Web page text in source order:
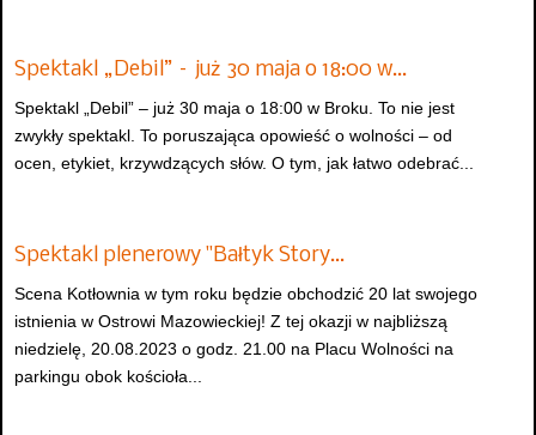
Spektakl „Debil” – już 30 maja o 18:00 w…
Spektakl „Debil” – już 30 maja o 18:00 w Broku. To nie jest
zwykły spektakl. To poruszająca opowieść o wolności – od
ocen, etykiet, krzywdzących słów. O tym, jak łatwo odebrać...
Spektakl plenerowy "Bałtyk Story…
Scena Kotłownia w tym roku będzie obchodzić 20 lat swojego
istnienia w Ostrowi Mazowieckiej! Z tej okazji w najbliższą
niedzielę, 20.08.2023 o godz. 21.00 na Placu Wolności na
parkingu obok kościoła...